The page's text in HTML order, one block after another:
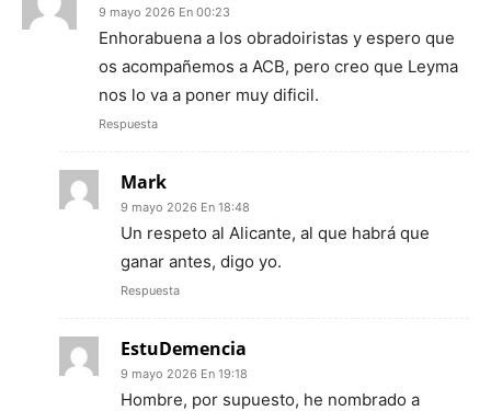
9 mayo 2026 En 00:23
Enhorabuena a los obradoiristas y espero que
os acompañemos a ACB, pero creo que Leyma
nos lo va a poner muy dificil.
Respuesta
Mark
9 mayo 2026 En 18:48
Un respeto al Alicante, al que habrá que
ganar antes, digo yo.
Respuesta
EstuDemencia
9 mayo 2026 En 19:18
Hombre, por supuesto, he nombrado a